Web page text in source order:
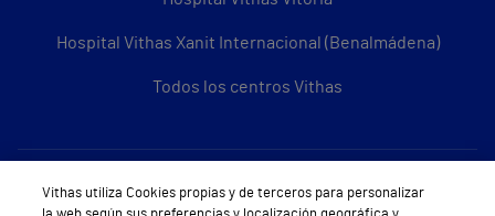
Hospital Vithas Xanit Internacional (Benalmádena)
Todos los centros Vithas
Sobre Vithas
Vithas utiliza Cookies propias y de terceros para personalizar